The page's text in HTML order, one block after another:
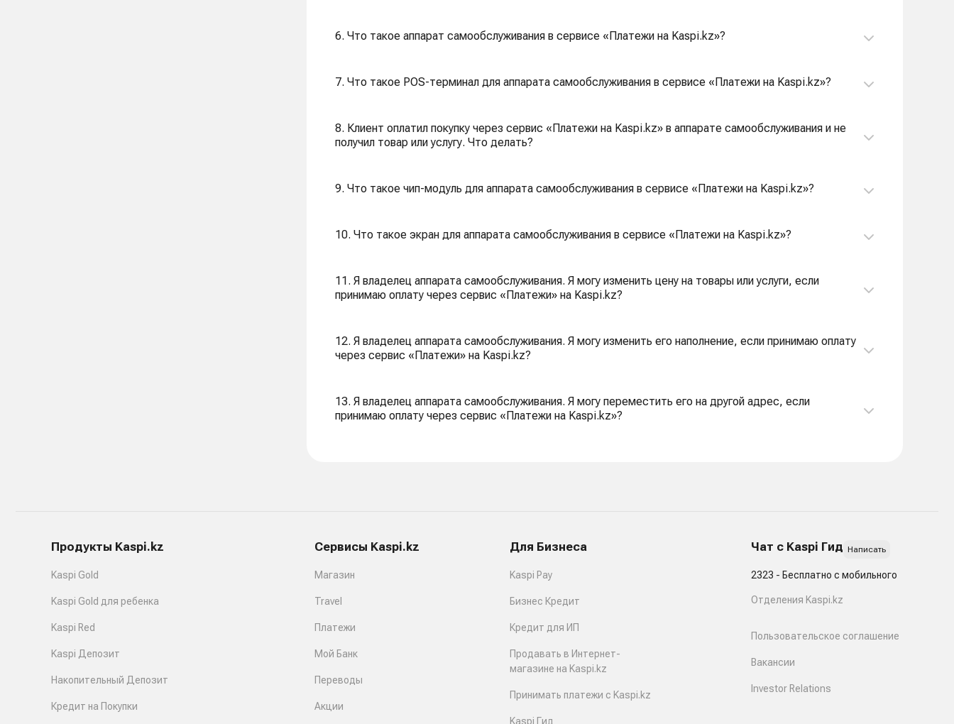
6. Что такое аппарат самообслуживания в сервисе «Платежи на Kaspi.kz»?
7. Что такое POS-терминал для аппарата самообслуживания в сервисе «Платежи на Kaspi.kz»?
8. Клиент оплатил покупку через сервис «Платежи на Kaspi.kz» в аппарате самообслуживания и не
получил товар или услугу. Что делать?
9. Что такое чип-модуль для аппарата самообслуживания в сервисе «Платежи на Kaspi.kz»?
10. Что такое экран для аппарата самообслуживания в сервисе «Платежи на Kaspi.kz»?
11. Я владелец аппарата самообслуживания. Я могу изменить цену на товары или услуги, если
принимаю оплату через сервис «Платежи» на Kaspi.kz?
12. Я владелец аппарата самообслуживания. Я могу изменить его наполнение, если принимаю оплату
через сервис «Платежи» на Kaspi.kz?
13. Я владелец аппарата самообслуживания. Я могу переместить его на другой адрес, если
принимаю оплату через сервис «Платежи на Kaspi.kz»?
Продукты Kaspi.kz
Kaspi Gold
Kaspi Gold для ребенка
Kaspi Red
Kaspi Депозит
Накопительный Депозит
Кредит на Покупки
Сервисы Kaspi.kz
Магазин
Travel
Платежи
Мой Банк
Переводы
Акции
Для Бизнеса
Kaspi Pay
Бизнес Кредит
Кредит для ИП
Продавать в Интернет-
магазине на Kaspi.kz
Принимать платежи с Kaspi.kz
Kaspi Гид
Чат с Kaspi Гид Написать
2323 - Бесплатно с мобильного
Отделения Kaspi.kz
Пользовательское соглашение
Вакансии
Investor Relations